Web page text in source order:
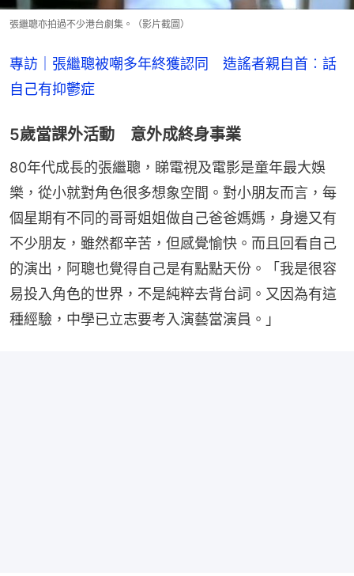
張繼聰亦拍過不少港台劇集。（影片截圖）
專訪｜張繼聰被嘲多年終獲認同　造謠者親自首︰話
自己有抑鬱症
5歲當課外活動 意外成終身事業
80年代成長的張繼聰，睇電視及電影是童年最大娛
樂，從小就對角色很多想象空間。對小朋友而言，每
個星期有不同的哥哥姐姐做自己爸爸媽媽，身邊又有
不少朋友，雖然都辛苦，但感覺愉快。而且回看自己
的演出，阿聰也覺得自己是有點點天份。「我是很容
易投入角色的世界，不是純粹去背台詞。又因為有這
種經驗，中學已立志要考入演藝當演員。」